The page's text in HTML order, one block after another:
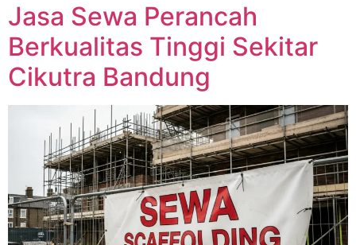
Jasa Sewa Perancah
Berkualitas Tinggi Sekitar
Cikutra Bandung